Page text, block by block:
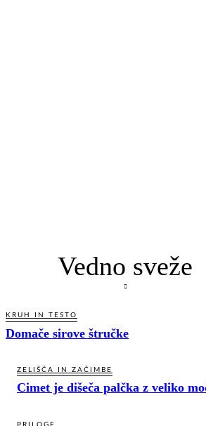
Vedno sveže
KRUH IN TESTO
Domače sirove štručke
ZELIŠČA IN ZAČIMBE
Cimet je dišeča palčka z veliko
PRILOGE